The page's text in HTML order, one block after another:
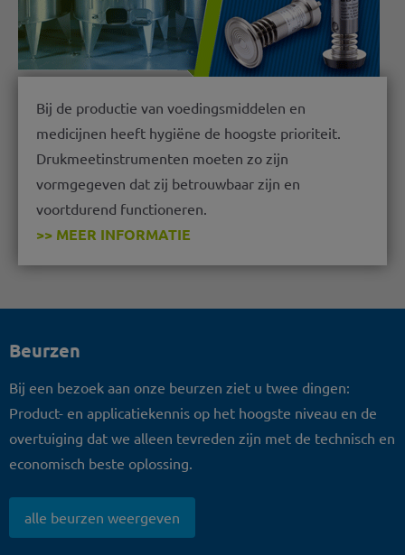
Bij de productie van voedingsmiddelen en
medicijnen heeft hygiëne de hoogste prioriteit.
Drukmeetinstrumenten moeten zo zijn
vormgegeven dat zij betrouwbaar zijn en
voortdurend functioneren.
>> MEER INFORMATIE
Beurzen
Bij een bezoek aan onze beurzen ziet u twee dingen:
Product- en applicatiekennis op het hoogste niveau en de
overtuiging dat we alleen tevreden zijn met de technisch en
economisch beste oplossing.
alle beurzen weergeven